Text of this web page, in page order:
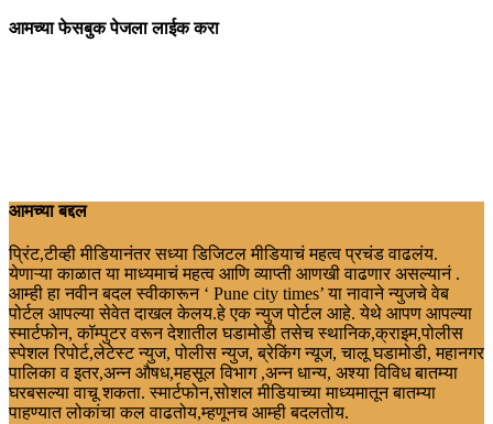
आमच्या फेसबुक पेजला लाईक करा
आमच्या बद्दल
प्रिंट,टीव्ही मीडियानंतर सध्या डिजिटल मीडियाचं महत्व प्रचंड वाढलंय.
येणाऱ्या काळात या माध्यमाचं महत्व आणि व्याप्ती आणखी वाढणार असल्यानं .
आम्ही हा नवीन बदल स्वीकारून ‘ Pune city times’ या नावाने न्युजचे वेब
पोर्टल आपल्या सेवेत दाखल केलय.हे एक न्युज पोर्टल आहे. येथे आपण आपल्या
स्मार्टफोन, कॉम्पुटर वरून देशातील घडामोडी तसेच स्थानिक,क्राइम,पोलीस
स्पेशल रिपोर्ट,लेटेस्ट न्युज, पोलीस न्युज, ब्रेकिंग न्यूज, चालू घडामोडी, महानगर
पालिका व इतर,अन्न औषध,महसूल विभाग ,अन्न धान्य, अश्या विविध बातम्या
घरबसल्या वाचू शकता. स्मार्टफोन,सोशल मीडियाच्या माध्यमातून बातम्या
पाहण्यात लोकांचा कल वाढतोय,म्हणूनच आम्ही बदलतोय.